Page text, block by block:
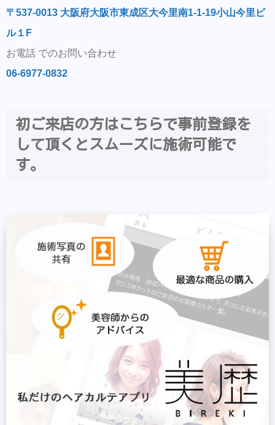
〒537-0013 大阪府大阪市東成区大今里南1-1-19小山今里ビ
ル１F
お電話 でのお問い合わせ
06-6977-0832
初ご来店の方はこちらで事前登録を
して頂くとスムーズに施術可能で
す。